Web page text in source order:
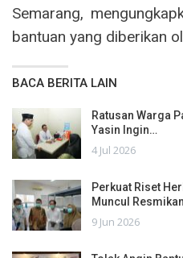
Semarang,
bantuan yang diberikan
BACA BERITA LAIN
Ratusan Warga
Yasin Ingin…
4 Jul 2026
Perkuat Riset
Muncul
9 Jun 2026